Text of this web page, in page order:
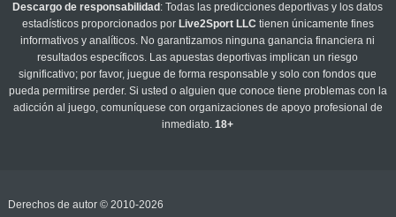
Descargo de responsabilidad : Todas las predicciones deportivas y los datos
estadísticos proporcionados por Live2Sport LLC tienen únicamente fines
informativos y analíticos. No garantizamos ninguna ganancia financiera ni
resultados específicos. Las apuestas deportivas implican un riesgo
significativo; por favor, juegue de forma responsable y solo con fondos que
pueda permitirse perder. Si usted o alguien que conoce tiene problemas con la
adicción al juego, comuníquese con organizaciones de apoyo profesional de
inmediato.18+
Derechos de autor © 2010-2026